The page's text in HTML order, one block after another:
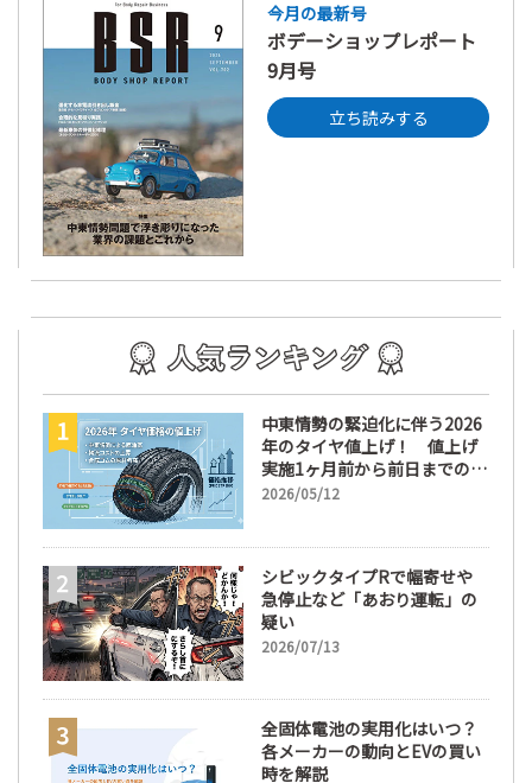
今月の最新号
ボデーショップレポート
9月号
立ち読みする
中東情勢の緊迫化に伴う2026
年のタイヤ値上げ！ 値上げ
実施1ヶ月前から前日までの期
間が販売において極めて重要
2026/05/12
シビックタイプRで幅寄せや
急停止など「あおり運転」の
疑い
2026/07/13
全固体電池の実用化はいつ？
各メーカーの動向とEVの買い
時を解説